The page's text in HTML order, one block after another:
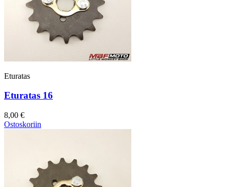
Eturatas
Eturatas 16
8,00 €
Ostoskoriin